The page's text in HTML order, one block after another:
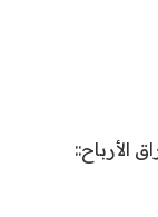
الأرباح::